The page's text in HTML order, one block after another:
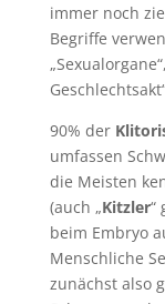
immer noch
Begriffe
90% der
umfassen
die Meisten
(auch „Kitzler“
beim Embryo
Menschliche
zunächst also